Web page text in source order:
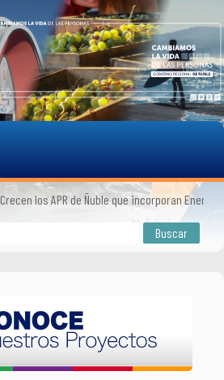
Crecen los APR de Ñuble que incorporan